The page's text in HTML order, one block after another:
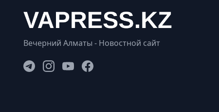
Вечерний Алматы - Новостной сайт